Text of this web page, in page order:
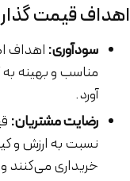
اهداف قیمت
سودآوری: اهداف
مناسب و بهینه
آورد.
رضایت مشتریان:
نسبت به ارزش و
خریداری می‌کنند